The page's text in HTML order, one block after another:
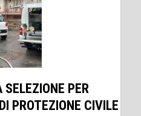
PER
PROTEZIONE CIVILE